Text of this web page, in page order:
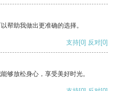
帮助我做出更准确的选择。
支持[0] 反对[0]
够放松身心，享受美好时光。